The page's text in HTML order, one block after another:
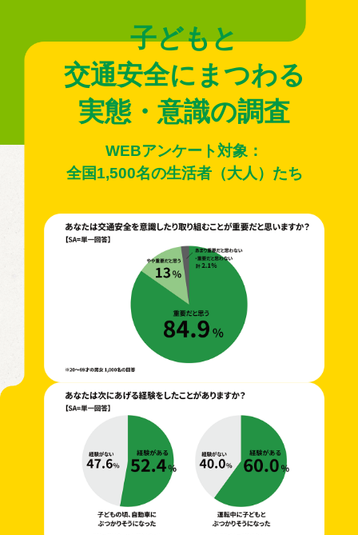
子どもと
交通安全にまつわる
実態・意識の調査
WEBアンケート対象：
全国1,500名の⽣活者（⼤⼈）たち